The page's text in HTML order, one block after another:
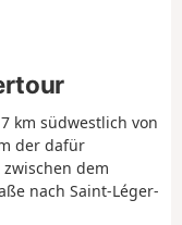
km südwestlich von
der dafür
dem
nach Saint-Léger-